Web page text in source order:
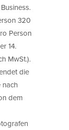
320
Person
14.
MwSt.).
die
nach
dem